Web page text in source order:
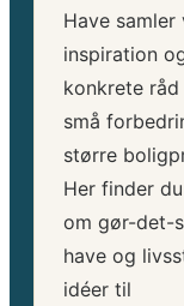
Have samler
inspiration
konkrete
små
større
Her finder
om gør-det-
have og
idéer til